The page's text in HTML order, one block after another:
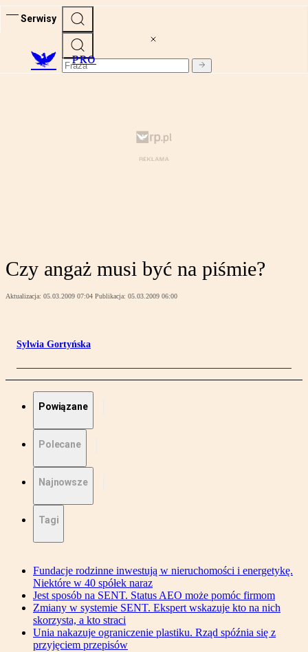
Serwisy
PRO
Czy angaż musi być na piśmie?
Aktualizacja: 05.03.2009 07:04 Publikacja: 05.03.2009 06:00
Sylwia Gortyńska
Powiązane
Polecane
Najnowsze
Tagi
Fundacje rodzinne inwestują w nieruchomości i energetykę.
Niektóre w 40 spółek naraz
Jest sposób na SENT. Status AEO może pomóc firmom
Zmiany w systemie SENT. Ekspert wskazuje kto na nich
skorzysta, a kto straci
Unia nakazuje ograniczenie plastiku. Rząd spóźnia się z
przyjęciem przepisów